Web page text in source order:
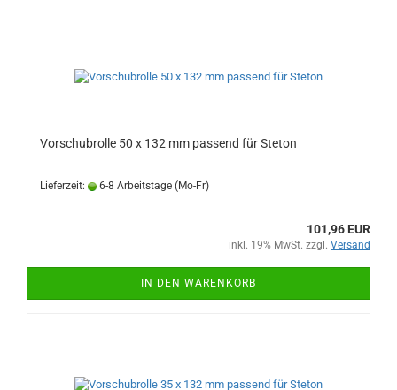
Vorschubrolle 50 x 132 mm passend für Steton
Lieferzeit: 6-8 Arbeitstage (Mo-Fr)
101,96 EUR
inkl. 19% MwSt. zzgl. Versand
IN DEN WARENKORB